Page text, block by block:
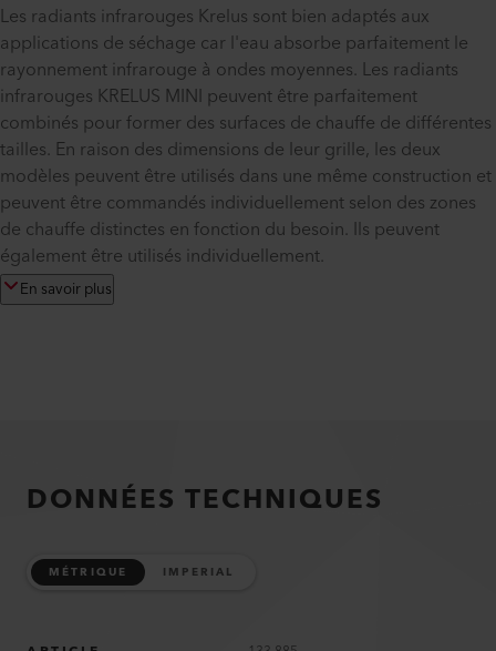
Les radiants infrarouges Krelus sont bien adaptés aux
applications de séchage car l'eau absorbe parfaitement le
rayonnement infrarouge à ondes moyennes. Les radiants
infrarouges KRELUS MINI peuvent être parfaitement
combinés pour former des surfaces de chauffe de différentes
tailles. En raison des dimensions de leur grille, les deux
modèles peuvent être utilisés dans une même construction et
peuvent être commandés individuellement selon des zones
de chauffe distinctes en fonction du besoin. Ils peuvent
également être utilisés individuellement.
En savoir plus
DONNÉES TECHNIQUES
MÉTRIQUE IMPERIAL